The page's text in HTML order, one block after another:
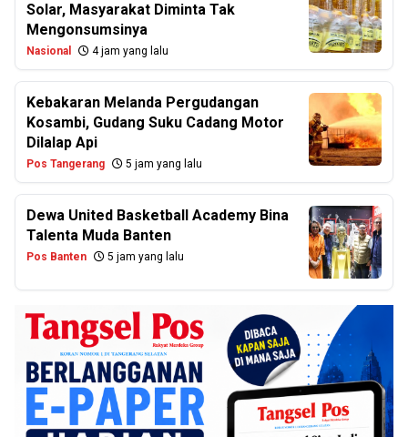
Solar, Masyarakat Diminta Tak
Mengonsumsinya
Nasional 4 jam yang lalu
Kebakaran Melanda Pergudangan
Kosambi, Gudang Suku Cadang Motor
Dilalap Api
Pos Tangerang 5 jam yang lalu
Dewa United Basketball Academy Bina
Talenta Muda Banten
Pos Banten 5 jam yang lalu